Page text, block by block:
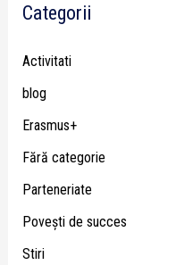
Categorii
Activitati
blog
Erasmus+
Fără categorie
Parteneriate
Poveşti de succes
Stiri